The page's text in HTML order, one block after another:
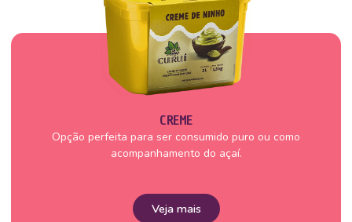
CREME
Opção perfeita para ser consumido puro ou como
acompanhamento do açaí.
Veja mais